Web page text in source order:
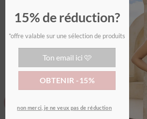
PRODUITS SIMILAIRES
à la
Promo !
15% de réduction?
*offre valable sur une sélection de produits
non merci, je ne veux pas de réduction